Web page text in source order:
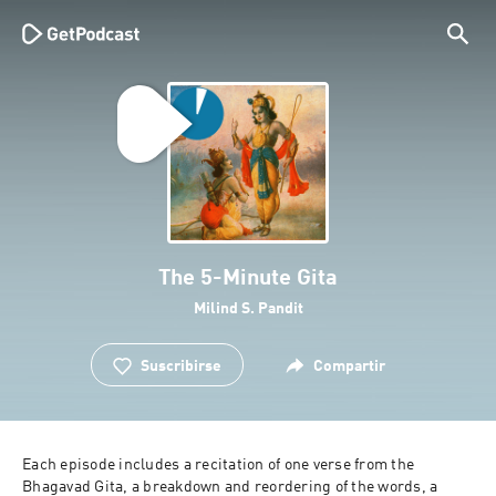
The 5-Minute Gita
Milind S. Pandit
Suscribirse Compartir
Each episode includes a recitation of one verse from the
Bhagavad Gita, a breakdown and reordering of the words, a